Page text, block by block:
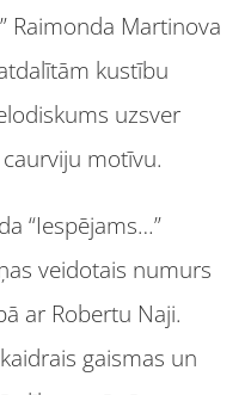
Raimonda Martinova
kustību
uzsver
motīvu.
“Iespējams…”
veidotais numurs
ar Robertu Naji.
gaismas un